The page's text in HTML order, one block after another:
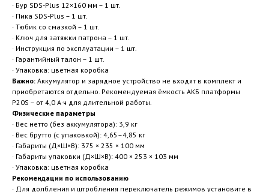
· Бур SDS-Plus 12×160 мм – 1 шт.
· Пика SDS-Plus – 1 шт.
· Тюбик со смазкой – 1 шт.
· Ключ для затяжки патрона – 1 шт.
· Инструкция по эксплуатации – 1 шт.
· Гарантийный талон – 1 шт.
· Упаковка: цветная коробка
Важно: Аккумулятор и зарядное устройство не входят в комплект и
приобретаются отдельно. Рекомендуемая ёмкость АКБ платформы
P20S – от 4,0 А·ч для длительной работы.
Физические параметры
· Вес нетто (без аккумулятора): 3,9 кг
· Вес брутто (с упаковкой): 4,65–4,85 кг
· Габариты (Д×Ш×В): 375 × 235 × 100 мм
· Габариты упаковки (Д×Ш×В): 400 × 253 × 103 мм
· Упаковка: цветная коробка
Рекомендации по использованию
· Для долбления и штробления переключатель режимов установите в